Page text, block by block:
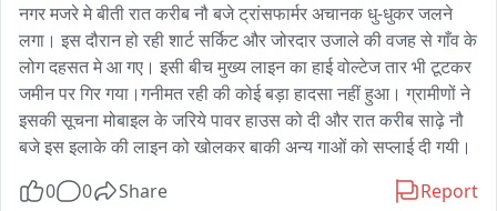
नगर मजरे मे बीती रात करीब नौ बजे ट्रांसफार्मर अचानक धु-धुकर जलने
लगा। इस दौरान हो रही शार्ट सर्किट और जोरदार उजाले की वजह से गाँव के
लोग दहसत मे आ गए। इसी बीच मुख्य लाइन का हाई वोल्टेज तार भी टूटकर
जमीन पर गिर गया।गनीमत रही की कोई बड़ा हादसा नहीं हुआ। ग्रामीणों ने
इसकी सूचना मोबाइल के जरिये पावर हाउस को दी और रात करीब साढ़े नौ
बजे इस इलाके की लाइन को खोलकर बाकी अन्य गाओं को सप्लाई दी गयी।
0
0 Share Report